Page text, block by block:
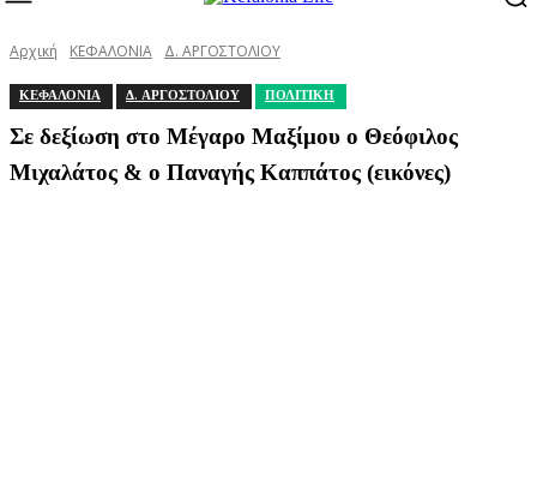
Αρχική ΚΕΦΑΛΟΝΙΑ Δ. ΑΡΓΟΣΤΟΛΙΟΥ
ΚΕΦΑΛΟΝΙΑ Δ. ΑΡΓΟΣΤΟΛΙΟΥ ΠΟΛΙΤΙΚΗ
Σε δεξίωση στο Μέγαρο Μαξίμου ο Θεόφιλος
Μιχαλάτος & ο Παναγής Καππάτος (εικόνες)